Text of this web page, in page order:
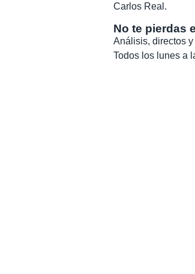
Carlos Real.
No te pierdas
Análisis, directos
Todos los lunes a